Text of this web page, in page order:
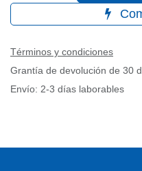
Términos y condiciones
Grantía de devolución de 30
Envío: 2-3 días laborables